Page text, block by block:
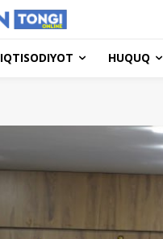
IQTISODIYOT HUQUQ